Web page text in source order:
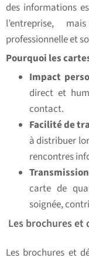
des informations
l’entreprise,
professionnelle et
Pourquoi les
Impact
direct et
contact.
Facilité de
à distribuer
rencontres
carte de
soignée,
Les brochures et
Les brochures et